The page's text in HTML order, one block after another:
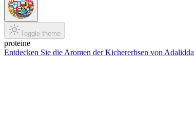
Toggle theme
proteine
Entdecken Sie die Aromen der Kichererbsen von Adalidda